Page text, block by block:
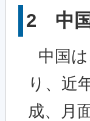
2 中
中国
り、近
成、月